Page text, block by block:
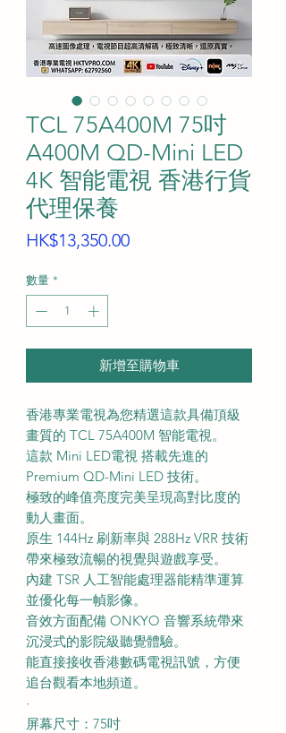
TCL 75A400M 75吋
A400M QD-Mini LED
4K 智能電視 香港行貨
代理保養
HK$13,350.00價
數量 *
新增至購物車
香港專業電視為您精選這款具備頂級
畫質的 TCL 75A400M 智能電視。
這款 Mini LED電視 搭載先進的
Premium QD-Mini LED 技術。
極致的峰值亮度完美呈現高對比度的
動人畫面。
原生 144Hz 刷新率與 288Hz VRR 技術
帶來極致流暢的視覺與遊戲享受。
內建 TSR 人工智能處理器能精準運算
並優化每一幀影像。
音效方面配備 ONKYO 音響系統帶來
沉浸式的影院級聽覺體驗。
能直接接收香港數碼電視訊號，方便
追台觀看本地頻道。
·
屏幕尺寸：75吋